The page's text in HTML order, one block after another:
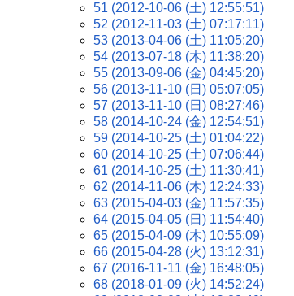
51 (2012-10-06 (土) 12:55:51)
52 (2012-11-03 (土) 07:17:11)
53 (2013-04-06 (土) 11:05:20)
54 (2013-07-18 (木) 11:38:20)
55 (2013-09-06 (金) 04:45:20)
56 (2013-11-10 (日) 05:07:05)
57 (2013-11-10 (日) 08:27:46)
58 (2014-10-24 (金) 12:54:51)
59 (2014-10-25 (土) 01:04:22)
60 (2014-10-25 (土) 07:06:44)
61 (2014-10-25 (土) 11:30:41)
62 (2014-11-06 (木) 12:24:33)
63 (2015-04-03 (金) 11:57:35)
64 (2015-04-05 (日) 11:54:40)
65 (2015-04-09 (木) 10:55:09)
66 (2015-04-28 (火) 13:12:31)
67 (2016-11-11 (金) 16:48:05)
68 (2018-01-09 (火) 14:52:24)